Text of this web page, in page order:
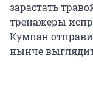
зарастать
тренажеры
Кумпан
нынче выглядит